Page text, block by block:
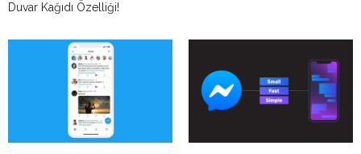
Duvar Kağıdı Özelliği!